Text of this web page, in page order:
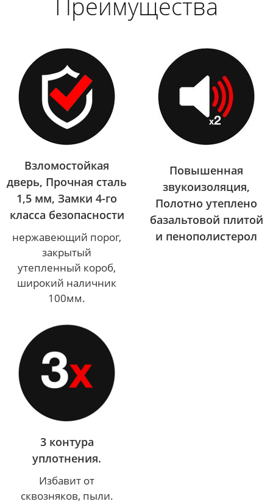
Взломостойкая
дверь, Прочная сталь
1,5 мм, Замки 4-го
класса безопасности
нержавеющий порог,
закрытый
утепленный короб,
широкий наличник
100мм.
Повышенная
звукоизоляция,
Полотно утеплено
базальтовой плитой
и пенополистерол
3 контура
уплотнения.
Избавит от
сквозняков, пыли.